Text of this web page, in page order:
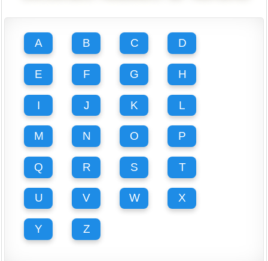
A B C D
E F G H
I J K L
M N O P
Q R S T
U V W X
Y Z